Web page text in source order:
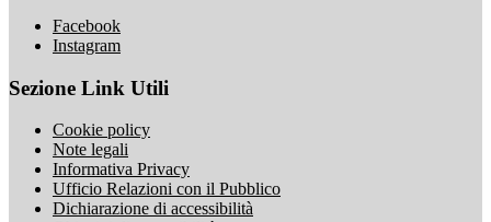
Facebook
Instagram
Sezione Link Utili
Cookie policy
Note legali
Informativa Privacy
Ufficio Relazioni con il Pubblico
Dichiarazione di accessibilità